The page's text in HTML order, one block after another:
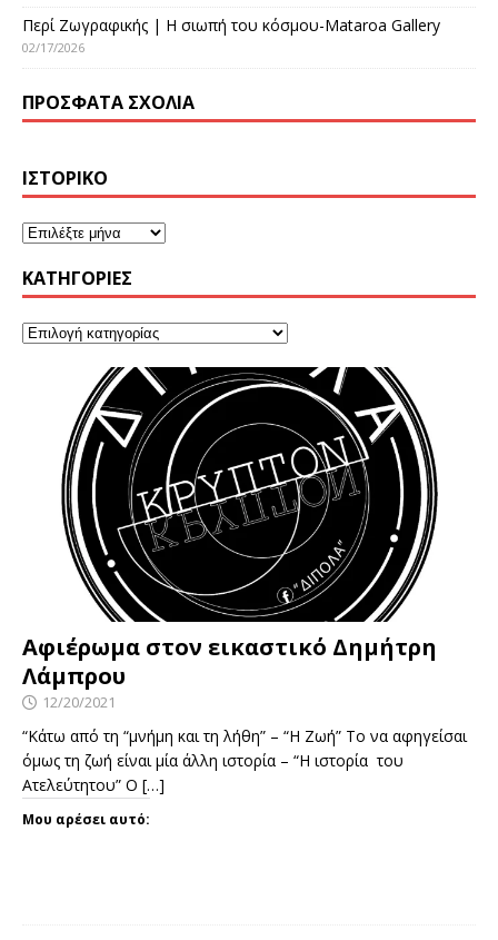
Περί Ζωγραφικής | Η σιωπή του κόσμου-Mataroa Gallery
02/17/2026
ΠΡΌΣΦΑΤΑ ΣΧΌΛΙΑ
ΙΣΤΟΡΙΚΌ
KΑΤΗΓΟΡΊΕΣ
Αφιέρωμα στον εικαστικό Δημήτρη
Λάμπρου
12/20/2021
“Κάτω από τη “μνήμη και τη λήθη” – “Η Ζωή” Το να αφηγείσαι
όμως τη ζωή είναι μία άλλη ιστορία – “Η ιστορία του
Ατελεύτητου” Ο […]
Μου αρέσει αυτό: